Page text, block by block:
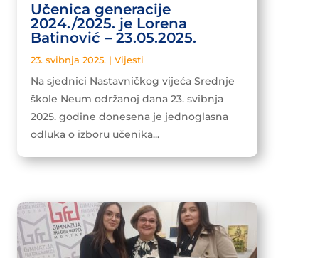
Učenica generacije
2024./2025. je Lorena
Batinović – 23.05.2025.
23. svibnja 2025.| Vijesti
Na sjednici Nastavničkog vijeća Srednje
škole Neum održanoj dana 23. svibnja
2025. godine donesena je jednoglasna
odluka o izboru učenika...